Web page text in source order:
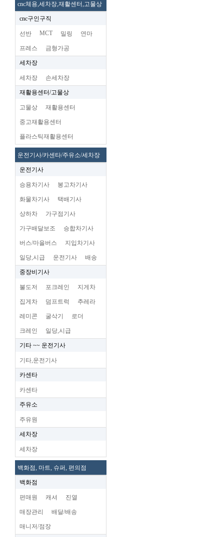
cnc체용,세차장,재활센터,고물상
cnc구인구직
선반 MCT 밀링 연마
프레스 금형가공
세차장
세차장 손세차장
재활용센터/고물상
고물상 재활용센터
중고재활용센터
플라스틱재활용센터
운전기사/카센타/주유소/세차장
운전기사
승용차기사 봉고차기사
화물차기사 택배기사
상하차 가구점기사
가구배달보조 승합차기사
버스/마을버스 지입차기사
일당,시급 운전기사 배송
중장비기사
불도저 포크레인 지게차
집게차 덤프트럭 추레라
레미콘 굴삭기 로더
크레인 일당,시급
기타 ~~ 운전기사
기타,운전기사
카센타
카센타
주유소
주유원
세차장
세차장
백화점, 마트, 슈퍼, 편의점
백화점
편매원 캐셔 진열
매장관리 배달/배송
매니저/점장